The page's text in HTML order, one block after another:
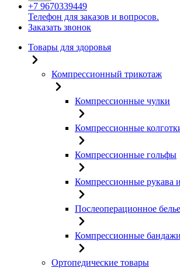
+7 9670339449
Телефон для заказов и вопросов.
Заказать звонок
Товары для здоровья
Компрессионный трикотаж
Компрессионные чулки
Компрессионные
Компрессионные гольфы
Компрессионные рукава
Послеоперационное
Компрессионные бандажи
Ортопедические товары